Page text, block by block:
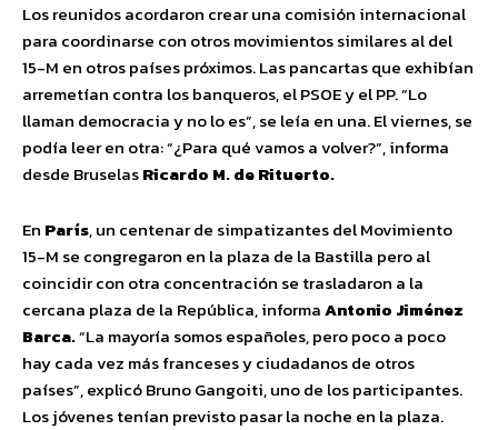
Los reunidos acordaron crear una comisión internacional
para coordinarse con otros movimientos similares al del
15-M en otros países próximos. Las pancartas que exhibían
arremetían contra los banqueros, el PSOE y el PP. “Lo
llaman democracia y no lo es”, se leía en una. El viernes, se
podía leer en otra: “¿Para qué vamos a volver?”, informa
desde BruselasRicardo M. de Rituerto.
En París, un centenar de simpatizantes del Movimiento
15-M se congregaron en la plaza de la Bastilla pero al
coincidir con otra concentración se trasladaron a la
cercana plaza de la República, informaAntonio Jiménez
Barca.“La mayoría somos españoles, pero poco a poco
hay cada vez más franceses y ciudadanos de otros
países”, explicó Bruno Gangoiti, uno de los participantes.
Los jóvenes tenían previsto pasar la noche en la plaza.